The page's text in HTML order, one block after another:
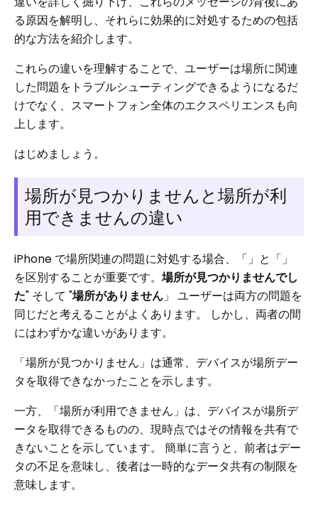
る原因を解明し、それらに効果的に対処するための包括
的な方法を紹介します。
これらの違いを理解することで、ユーザーは場所に関連
した問題をトラブルシューティングできるようになるだ
けでなく、スマートフォン全体のエクスペリエンスも向
上します。
はじめましょう。
場所が見つかりませんと場所が利
用できませんの違い
iPhone で場所関連の問題に対処する場合、「」と「」
を区別することが重要です。 場所が見つかりませんでし
た" そして "場所がありません」 ユーザーは両方の問題を
同じだと考えることがよくあります。 しかし、両者の間
にはわずかな違いがあります。
「場所が見つかりません」は通常、デバイスが場所デー
タを取得できなかったことを示します。
一方、「場所が利用できません」は、デバイスが場所デ
ータを取得できるものの、現時点ではその情報を共有で
きないことを示しています。 簡単に言うと、前者はデー
タの不足を意味し、後者は一時的なデータ共有の制限を
意味します。